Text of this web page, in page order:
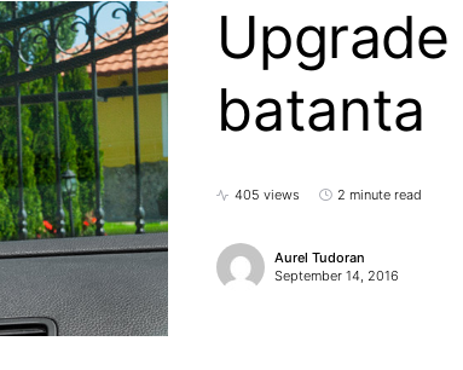
batanta
405 views 2 minute read
Aurel Tudoran
September 14, 2016